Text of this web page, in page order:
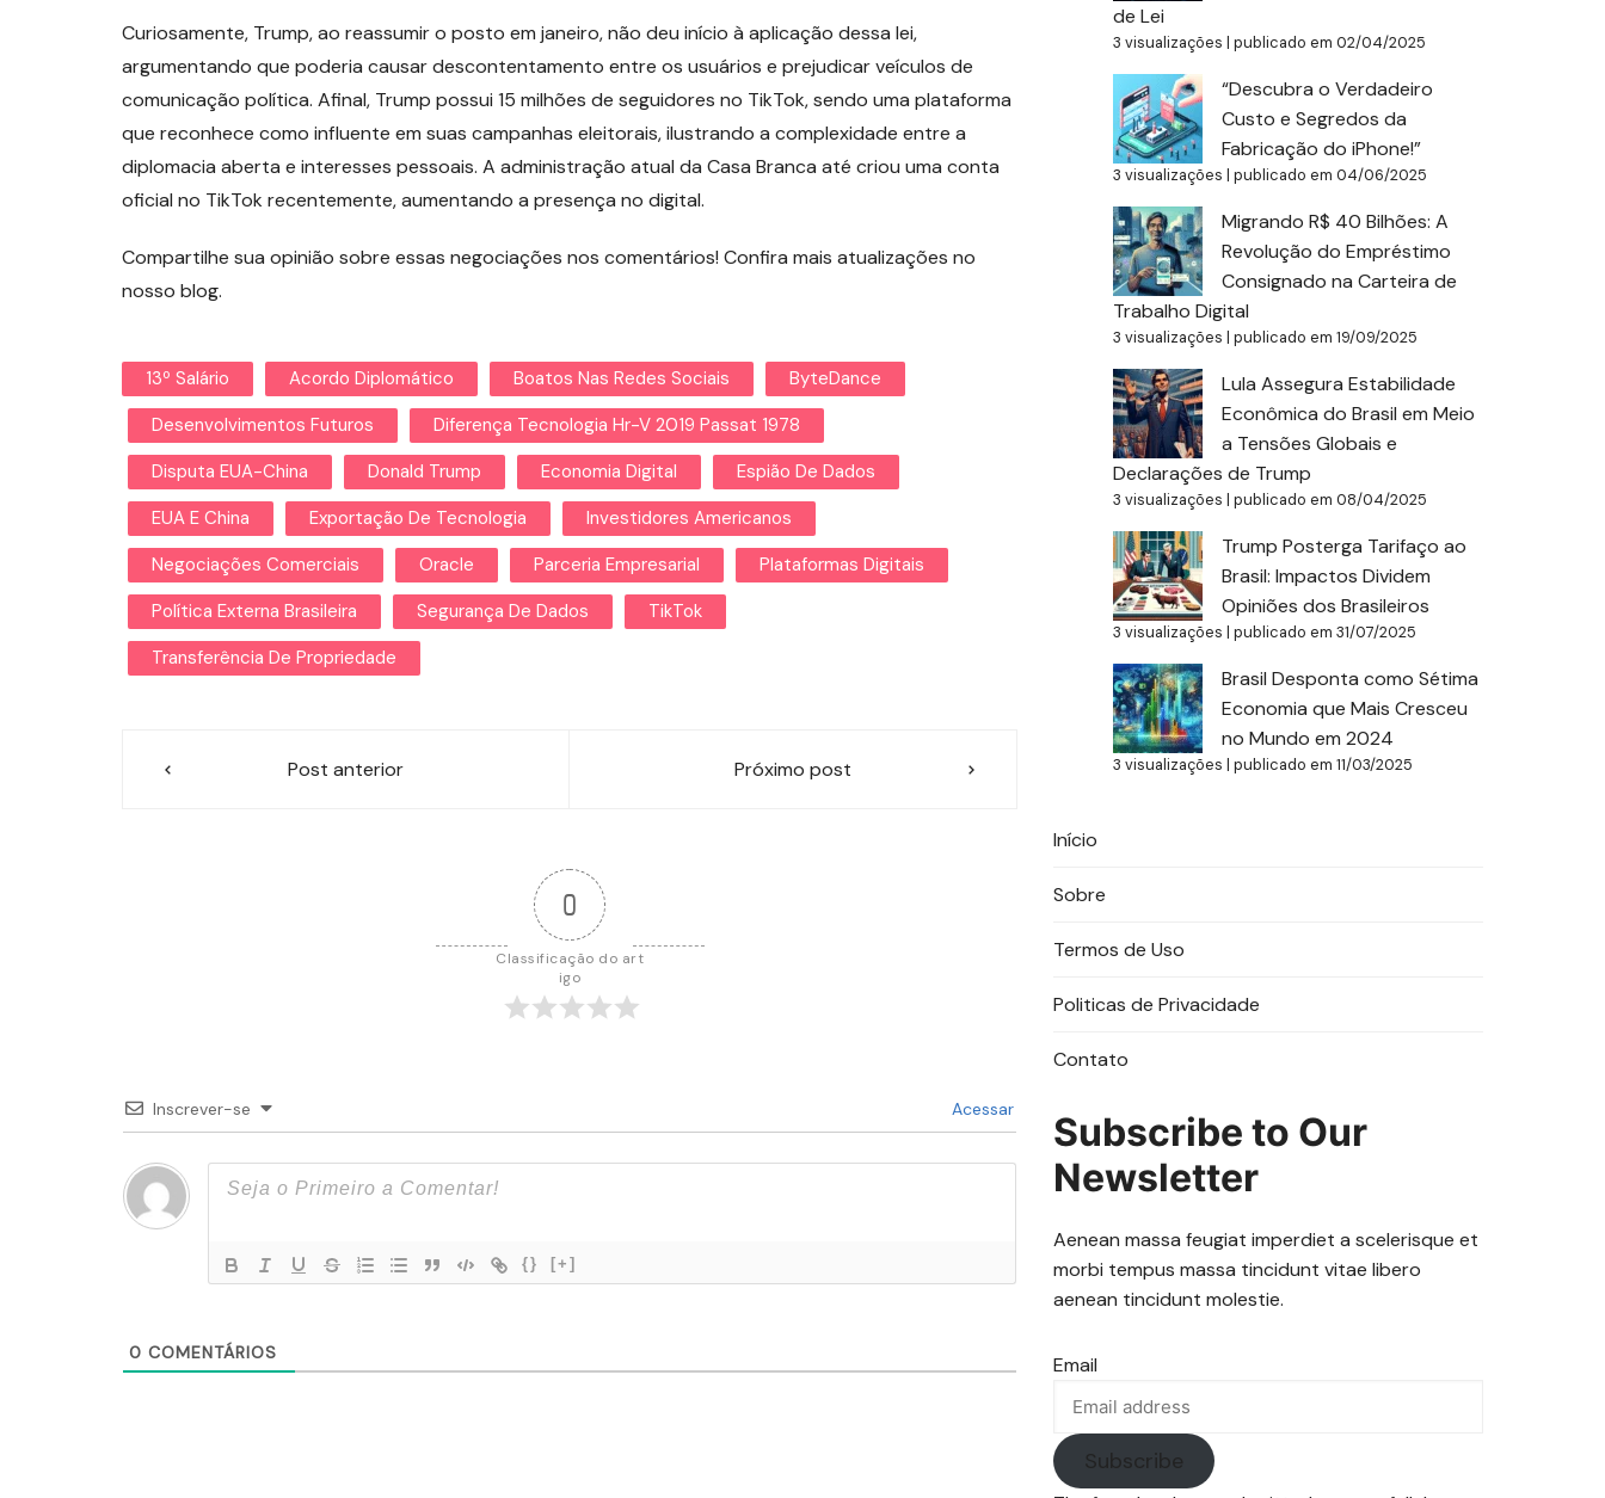
Curiosamente, Trump, ao reassumir o posto em janeiro, não deu início à aplicação dessa lei,
argumentando que poderia causar descontentamento entre os usuários e prejudicar veículos de
comunicação política. Afinal, Trump possui 15 milhões de seguidores no TikTok, sendo uma plataforma
que reconhece como influente em suas campanhas eleitorais, ilustrando a complexidade entre a
diplomacia aberta e interesses pessoais. A administração atual da Casa Branca até criou uma conta
oficial no TikTok recentemente, aumentando a presença no digital.
Compartilhe sua opinião sobre essas negociações nos comentários! Confira mais atualizações no
nosso blog.
13º Salário Acordo Diplomático Boatos Nas Redes Sociais
ByteDance
Desenvolvimentos Futuros
Diferença Tecnologia Hr-V 2019 Passat 1978
Disputa EUA-China
Donald Trump Economia Digital
Espião De Dados
EUA E China
Exportação De Tecnologia
Investidores Americanos
Negociações Comerciais
Oracle Parceria Empresarial
Plataformas Digitais
Política Externa Brasileira
Segurança De Dados
TikTok
Transferência De Propriedade
NavegaçãoPost anterior Próximo post
0
Classificação do art
igo
Inscrever-se Acessar
{} [+]
0 COMENTÁRIOS
de Lei
3 visualizações | publicado em 02/04/2025
“Descubra o Verdadeiro
Custo e Segredos da
Fabricação do iPhone!”
3 visualizações | publicado em 04/06/2025
Migrando R$ 40 Bilhões: A
Revolução do Empréstimo
Consignado na Carteira de
Trabalho Digital
3 visualizações | publicado em 19/09/2025
Lula Assegura Estabilidade
Econômica do Brasil em Meio
a Tensões Globais e
Declarações de Trump
3 visualizações | publicado em 08/04/2025
Trump Posterga Tarifaço ao
Brasil: Impactos Dividem
Opiniões dos Brasileiros
3 visualizações | publicado em 31/07/2025
Brasil Desponta como Sétima
Economia que Mais Cresceu
no Mundo em 2024
3 visualizações | publicado em 11/03/2025
Início
Sobre
Termos de Uso
Politicas de Privacidade
Contato
Subscribe to Our
Newsletter
Aenean massa feugiat imperdiet a scelerisque et
morbi tempus massa tincidunt vitae libero
aenean tincidunt molestie.
Email
Subscribe